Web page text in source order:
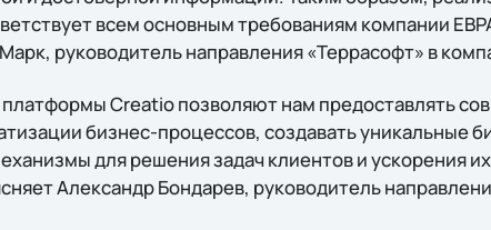
всем основным требованиям компании
руководитель направления «Террасофт» в
Creatio позволяют нам предоставлять
бизнес-процессов, создавать уникальные
для решения задач клиентов и ускорения
Александр Бондарев, руководитель